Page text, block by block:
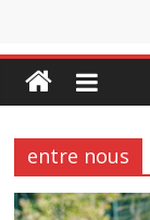
entre nous